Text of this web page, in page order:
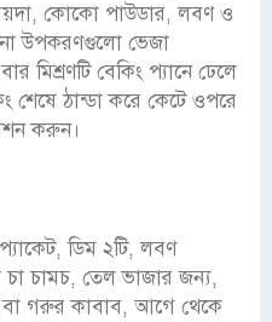
কোকো পাউডার, লবণ ও
উপকরণগুলো ভেজা
মিশ্রণটি বেকিং প্যানে ঢেলে
ঠান্ডা করে কেটে ওপরে
করুন।
ডিম ২টি, লবণ
চামচ, তেল ভাজার জন্য,
বা গরুর কাবাব, আগে থেকে